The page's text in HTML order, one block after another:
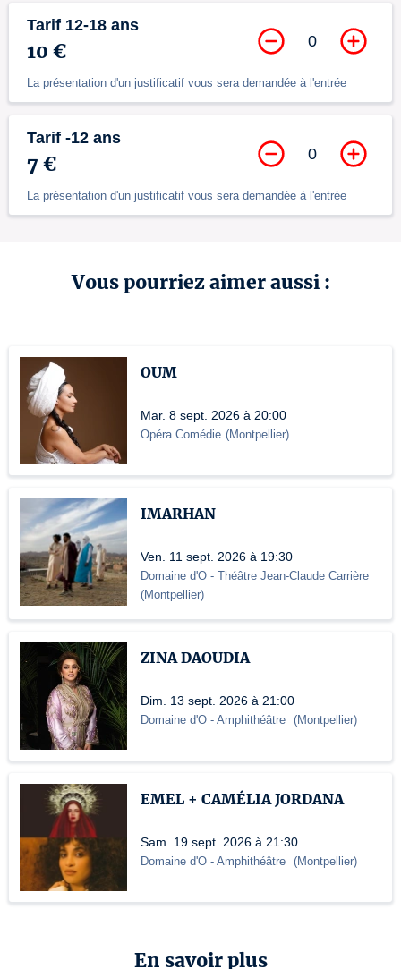
Tarif 12-18 ans
10 €
La présentation d'un justificatif vous sera demandée à l'entrée
0
Tarif -12 ans
7 €
La présentation d'un justificatif vous sera demandée à l'entrée
0
Vous pourriez aimer aussi :
OUM
Mar. 8 sept. 2026 à 20:00
Opéra Comédie (Montpellier)
IMARHAN
Ven. 11 sept. 2026 à 19:30
Domaine d'O - Théâtre Jean-Claude Carrière
(Montpellier)
ZINA DAOUDIA
Dim. 13 sept. 2026 à 21:00
Domaine d'O - Amphithéâtre (Montpellier)
EMEL + CAMÉLIA JORDANA
Sam. 19 sept. 2026 à 21:30
Domaine d'O - Amphithéâtre (Montpellier)
En savoir plus